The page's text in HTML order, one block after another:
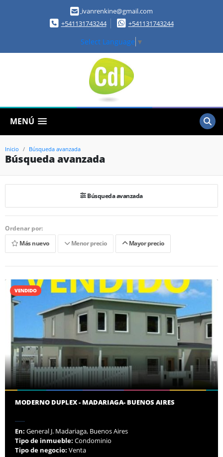
ivanrenkine@gmail.com
+541131743244
+541131743244
Select Language ▼
MENÚ
Inicio Búsqueda avanzada
Búsqueda avanzada
Búsqueda avanzada
Ordenar por:
Más nuevo
Menor precio Mayor precio
VENDIDO
MODERNO DUPLEX - MADARIAGA- BUENOS AIRES
En: General J. Madariaga, Buenos Aires
Tipo de inmueble: Condominio
Tipo de negocio: Venta